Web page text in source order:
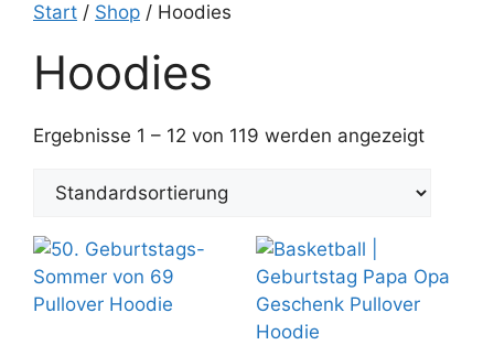
Start / Shop / Hoodies
Hoodies
Ergebnisse 1 – 12 von 119 werden angezeigt